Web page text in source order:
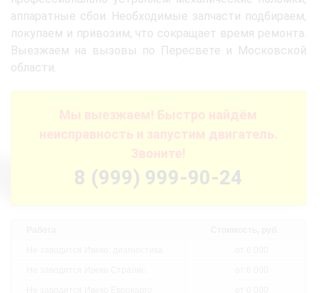
аппаратные сбои. Необходимые запчасти подбираем,
покупаем и привозим, что сокращает время ремонта.
Выезжаем на вызовы по Пересвете и Московской
области.
Мы выезжаем! Быстро найдём
неисправность и запустим двигатель.
Звоните!
8 (999) 999-90-24